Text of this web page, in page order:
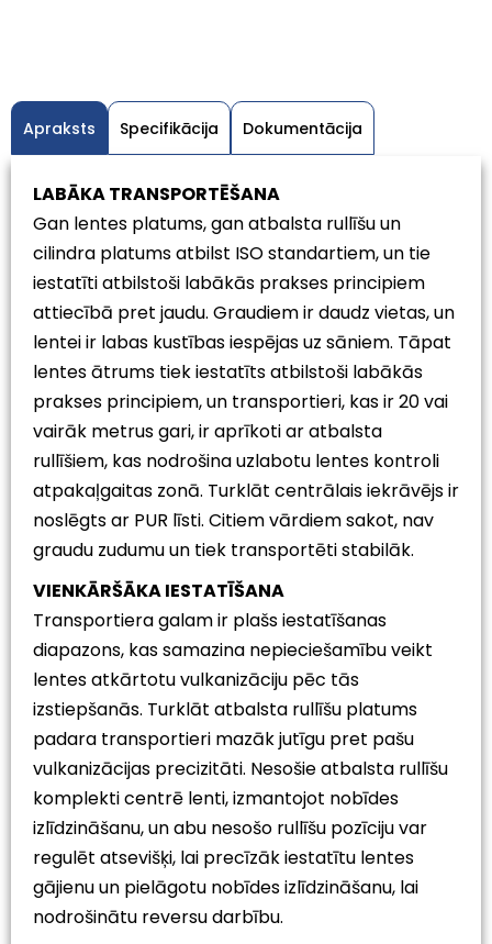
Apraksts Specifikācija Dokumentācija
LABĀKA TRANSPORTĒŠANA
Gan lentes platums, gan atbalsta rullīšu un
cilindra platums atbilst ISO standartiem, un tie
iestatīti atbilstoši labākās prakses principiem
attiecībā pret jaudu. Graudiem ir daudz vietas, un
lentei ir labas kustības iespējas uz sāniem. Tāpat
lentes ātrums tiek iestatīts atbilstoši labākās
prakses principiem, un transportieri, kas ir 20 vai
vairāk metrus gari, ir aprīkoti ar atbalsta
rullīšiem, kas nodrošina uzlabotu lentes kontroli
atpakaļgaitas zonā. Turklāt centrālais iekrāvējs ir
noslēgts ar PUR līsti. Citiem vārdiem sakot, nav
graudu zudumu un tiek transportēti stabilāk.
VIENKĀRŠĀKA IESTATĪŠANA
Transportiera galam ir plašs iestatīšanas
diapazons, kas samazina nepieciešamību veikt
lentes atkārtotu vulkanizāciju pēc tās
izstiepšanās. Turklāt atbalsta rullīšu platums
padara transportieri mazāk jutīgu pret pašu
vulkanizācijas precizitāti. Nesošie atbalsta rullīšu
komplekti centrē lenti, izmantojot nobīdes
izlīdzināšanu, un abu nesošo rullīšu pozīciju var
regulēt atsevišķi, lai precīzāk iestatītu lentes
gājienu un pielāgotu nobīdes izlīdzināšanu, lai
nodrošinātu reversu darbību.